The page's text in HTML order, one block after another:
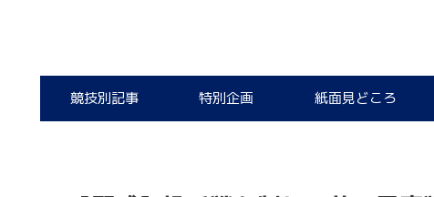
競技別記事 特別企画 紙面見どころ